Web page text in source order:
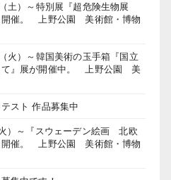
土）～特別展『超危険生物展
開催。 上野公園 美術館・博物
火）～韓国美術の玉手箱『国立
て』展が開催中。 上野公園 美
スト 作品募集中
）～『スウェーデン絵画 北欧
開催。 上野公園 美術館・博物